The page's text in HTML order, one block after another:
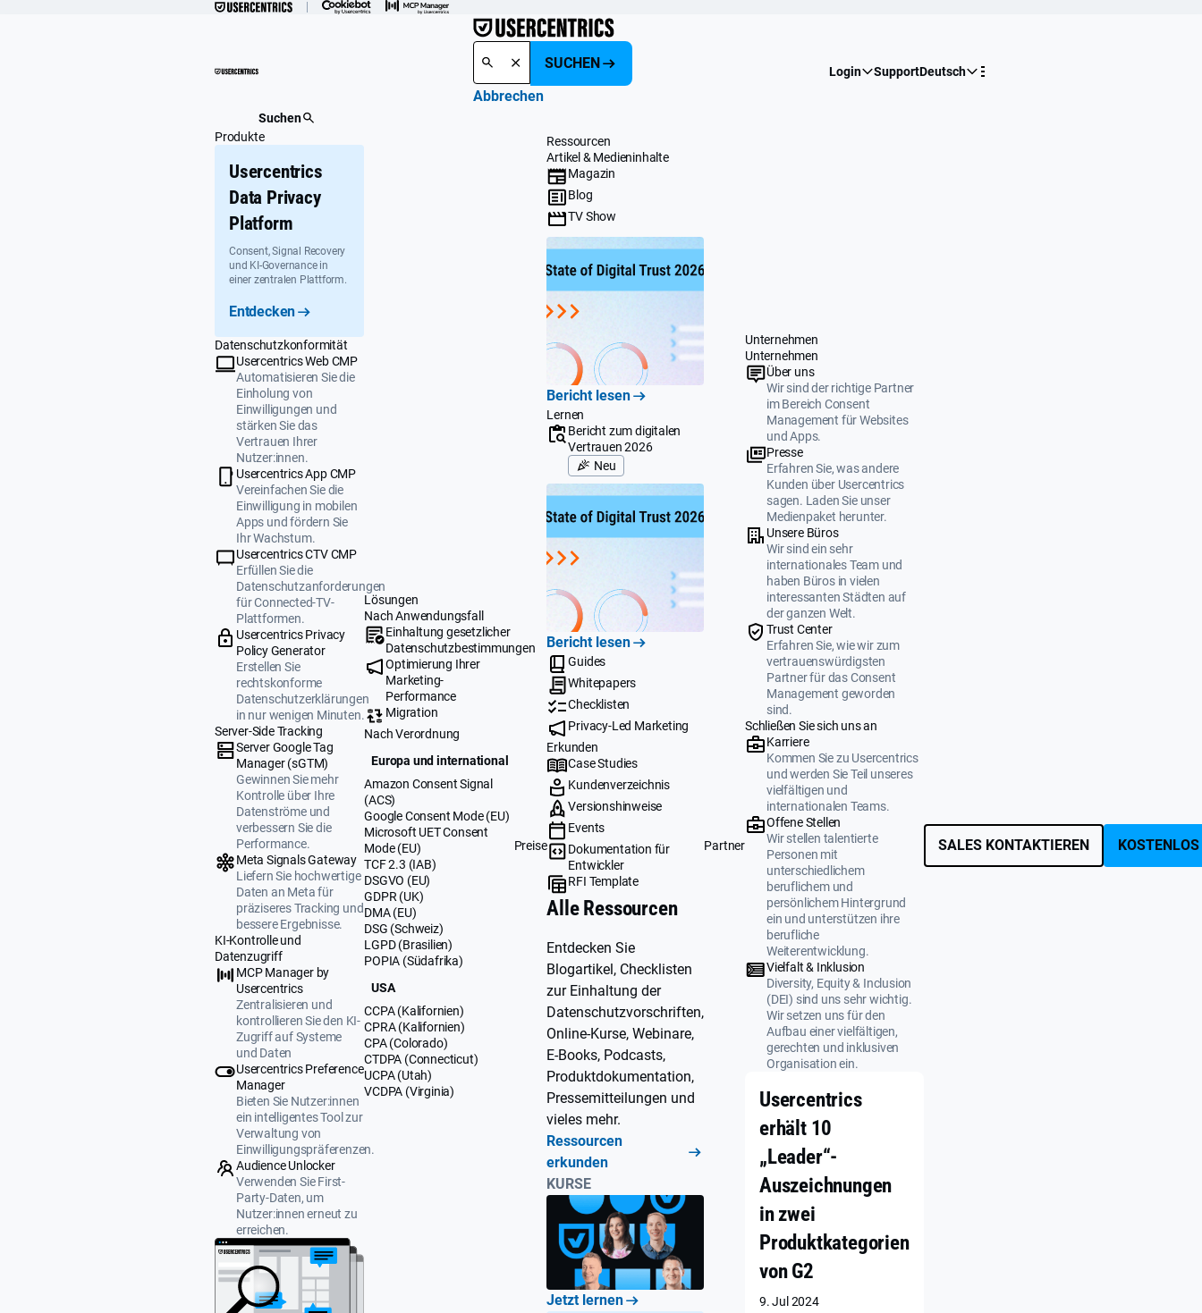
SUCHEN
Abbrechen
Suchen
Login SupportDeutsch
Produkte
Usercentrics
Data Privacy
Platform
Consent, Signal Recovery
und KI-Governance in
einer zentralen Plattform.
Entdecken
Datenschutzkonformität
Usercentrics Web CMP
Automatisieren Sie die
Einholung von
Einwilligungen und
stärken Sie das
Vertrauen Ihrer
Nutzer:innen.
Usercentrics App CMP
Vereinfachen Sie die
Einwilligung in mobilen
Apps und fördern Sie
Ihr Wachstum.
Usercentrics CTV CMP
Erfüllen Sie die
Datenschutzanforderungen
für Connected-TV-
Plattformen.
Usercentrics Privacy
Policy Generator
Erstellen Sie
rechtskonforme
Datenschutzerklärungen
in nur wenigen Minuten.
Server-Side Tracking
Server Google Tag
Manager (sGTM)
Gewinnen Sie mehr
Kontrolle über Ihre
Datenströme und
verbessern Sie die
Performance.
Meta Signals Gateway
Liefern Sie hochwertige
Daten an Meta für
präziseres Tracking und
bessere Ergebnisse.
KI-Kontrolle und
Datenzugriff
MCP Manager by
Usercentrics
Zentralisieren und
kontrollieren Sie den KI-
Zugriff auf Systeme
und Daten
Usercentrics Preference
Manager
Bieten Sie Nutzer:innen
ein intelligentes Tool zur
Verwaltung von
Einwilligungspräferenzen.
Audience Unlocker
Verwenden Sie First-
Party-Daten, um
Nutzer:innen erneut zu
erreichen.
Lösungen
Nach Anwendungsfall
Einhaltung gesetzlicher
Datenschutzbestimmungen
Optimierung Ihrer
Marketing-
Performance
Migration
Nach Verordnung
Europa und international
Amazon Consent Signal
(ACS)
Google Consent Mode (EU)
Microsoft UET Consent
Mode (EU)
TCF 2.3 (IAB)
DSGVO (EU)
GDPR (UK)
DMA (EU)
DSG (Schweiz)
LGPD (Brasilien)
POPIA (Südafrika)
USA
CCPA (Kalifornien)
CPRA (Kalifornien)
CPA (Colorado)
CTDPA (Connecticut)
UCPA (Utah)
VCDPA (Virginia)
Preise
Ressourcen
Artikel & Medieninhalte
Magazin
Blog
TV Show
Bericht lesen
Lernen
Bericht zum digitalen
Vertrauen 2026
Neu
Bericht lesen
Guides
Whitepapers
Checklisten
Privacy-Led Marketing
Erkunden
Case Studies
Kundenverzeichnis
Versionshinweise
Events
Dokumentation für
Entwickler
RFI Template
Alle Ressourcen
Entdecken Sie
Blogartikel, Checklisten
zur Einhaltung der
Datenschutzvorschriften,
Online-Kurse, Webinare,
E-Books, Podcasts,
Produktdokumentation,
Pressemitteilungen und
vieles mehr.
Ressourcen
erkunden
KURSE
Jetzt lernen
Partner
Unternehmen
Unternehmen
Über uns
Wir sind der richtige Partner
im Bereich Consent
Management für Websites
und Apps.
Presse
Erfahren Sie, was andere
Kunden über Usercentrics
sagen. Laden Sie unser
Medienpaket herunter.
Unsere Büros
Wir sind ein sehr
internationales Team und
haben Büros in vielen
interessanten Städten auf
der ganzen Welt.
Trust Center
Erfahren Sie, wie wir zum
vertrauenswürdigsten
Partner für das Consent
Management geworden
sind.
Schließen Sie sich uns an
Karriere
Kommen Sie zu Usercentrics
und werden Sie Teil unseres
vielfältigen und
internationalen Teams.
Offene Stellen
Wir stellen talentierte
Personen mit
unterschiedlichem
beruflichem und
persönlichem Hintergrund
ein und unterstützen ihre
berufliche
Weiterentwicklung.
Vielfalt & Inklusion
Diversity, Equity & Inclusion
(DEI) sind uns sehr wichtig.
Wir setzen uns für den
Aufbau einer vielfältigen,
gerechten und inklusiven
Organisation ein.
Usercentrics
erhält 10
„Leader“-
Auszeichnungen
in zwei
Produktkategorien
von G2
9. Jul 2024
SALES KONTAKTIEREN